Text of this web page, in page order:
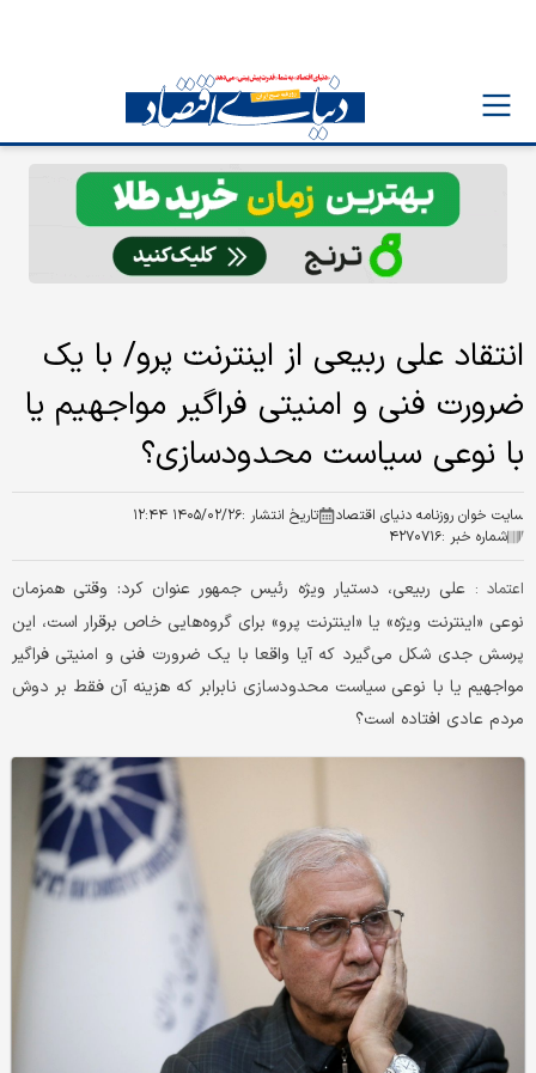
انتقاد علی ربیعی از اینترنت پرو/ با یک
ضرورت فنی و امنیتی فراگیر مواجهیم یا
با نوعی سیاست محدودسازی؟
سایت خوان روزنامه دنیای اقتصاد تاریخ انتشار :۱۴۰۵/۰۲/۲۶ ۱۲:۴۴
شماره خبر :۴۲۷۰۷۱۶
اعتماد : علی ربیعی، دستیار ویژه رئیس جمهور عنوان کرد: وقتی همزمان
نوعی «اینترنت ویژه» یا «اینترنت پرو» برای گروه‌هایی خاص برقرار است، این
پرسش جدی شکل می‌گیرد که آیا واقعا با یک ضرورت فنی و امنیتی فراگیر
مواجهیم یا با نوعی سیاست محدودسازی نابرابر که هزینه آن فقط بر دوش
مردم عادی افتاده است؟